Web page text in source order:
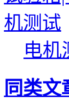
电机
同类文